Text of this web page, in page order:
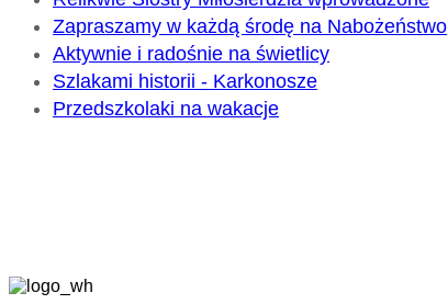
Zapraszamy w każdą środę na Nabożeństwo
Aktywnie i radośnie na świetlicy
Szlakami historii - Karkonosze
Przedszkolaki na wakacje